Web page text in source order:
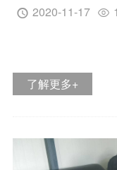
科普：婴配粉、特配
 2020-11-17 
了解更多+